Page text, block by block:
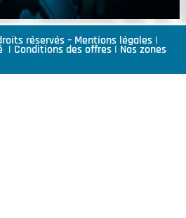
réservés – Mentions légales |
| Conditions des offres | Nos zones